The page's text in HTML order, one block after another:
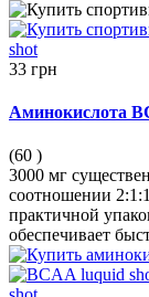
33 грн
Аминокислота
(60 )
3000 мг
соотношении
практичной
обеспечивает